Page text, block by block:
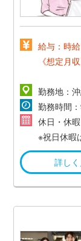
給与：時
《想定月収
時給1,050
＋交通費
勤務地：
勤務時間
休日・休
※祝日休暇
詳し